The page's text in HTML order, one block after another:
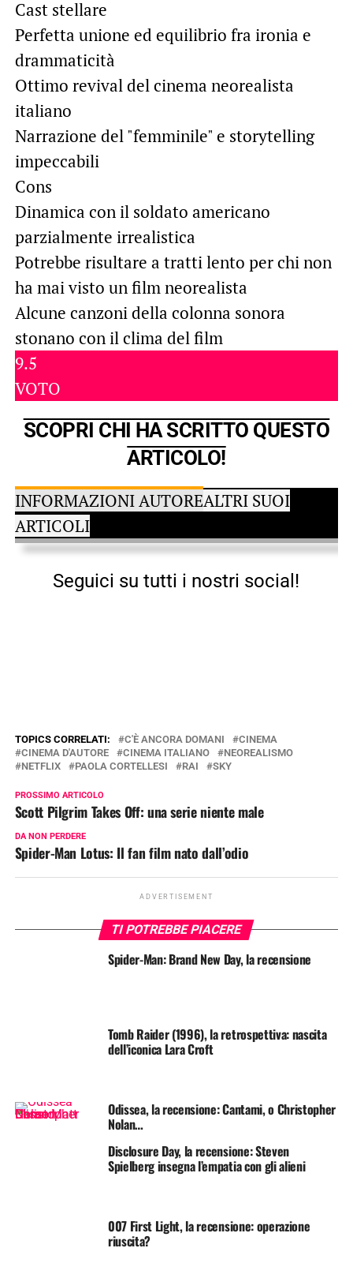
Cast stellare
Perfetta unione ed equilibrio fra ironia e
drammaticità
Ottimo revival del cinema neorealista
italiano
Narrazione del "femminile" e storytelling
impeccabili
Cons
Dinamica con il soldato americano
parzialmente irrealistica
Potrebbe risultare a tratti lento per chi non
ha mai visto un film neorealista
Alcune canzoni della colonna sonora
stonano con il clima del film
9.5
VOTO
SCOPRI CHI HA SCRITTO QUESTO
ARTICOLO!
INFORMAZIONI AUTOREALTRI SUOI
ARTICOLI
Seguici su tutti i nostri social!
TOPICS CORRELATI: C'È ANCORA DOMANI
CINEMA
CINEMA D'AUTORE
CINEMA ITALIANO
NEOREALISMO
NETFLIX
PAOLA CORTELLESI RAI SKY
PROSSIMO ARTICOLO
Scott Pilgrim Takes Off: una serie niente male
DA NON PERDERE
Spider-Man Lotus: Il fan film nato dall’odio
ADVERTISEMENT
TI POTREBBE PIACERE
Spider-Man: Brand New Day, la recensione
Tomb Raider (1996), la retrospettiva: nascita
dell’iconica Lara Croft
Odissea, la recensione: Cantami, o Christopher
Nolan…
Disclosure Day, la recensione: Steven
Spielberg insegna l’empatia con gli alieni
007 First Light, la recensione: operazione
riuscita?